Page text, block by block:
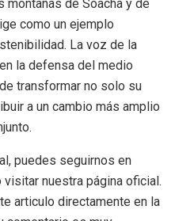
montañas de Soacha y de
como un ejemplo
La voz de la
la defensa del medio
transformar no solo su
a un cambio más amplio
puedes seguirnos en
visitar nuestra página oficial.
articulo directamente en la